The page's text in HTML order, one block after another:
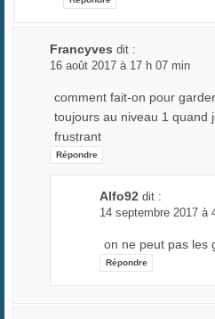
Francyves dit :
16 août 2017 à 17 h 07 min
comment fait-on pour
toujours au niveau 1 quand
frustrant
Répondre
Alfo92 dit :
14 septembre 2017 à
on ne peut pas les
Répondre